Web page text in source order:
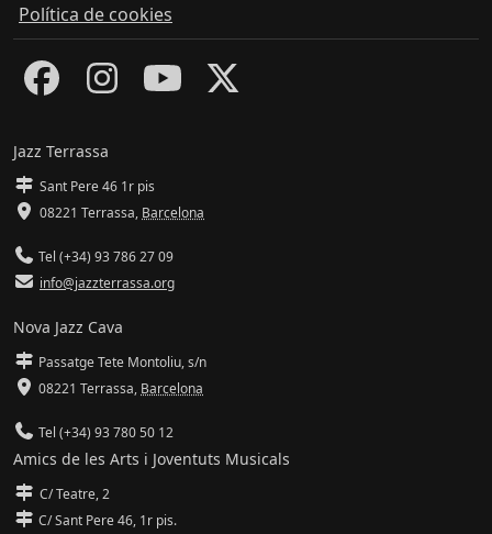
Política de cookies
Jazz Terrassa
Sant Pere 46 1r pis
08221 Terrassa, Barcelona
Tel (+34) 93 786 27 09
info@jazzterrassa.org
Nova Jazz Cava
Passatge Tete Montoliu, s/n
08221 Terrassa, Barcelona
Tel (+34) 93 780 50 12
Amics de les Arts i Joventuts Musicals
C/ Teatre, 2
C/ Sant Pere 46, 1r pis.